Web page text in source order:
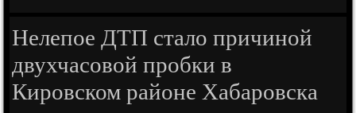
Нелепое ДТП стало причиной
двухчасовой пробки в
Кировском районе Хабаровска